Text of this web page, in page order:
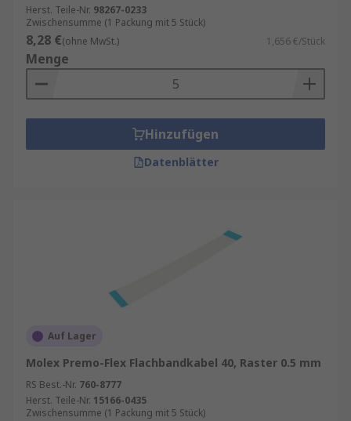
Herst. Teile-Nr. 98267-0233
Zwischensumme (1 Packung mit 5 Stück)
8,28 €(ohne MwSt.) 1,656 €/Stück
Menge
Hinzufügen
Datenblätter
Auf Lager
Molex Premo-Flex Flachbandkabel 40, Raster 0.5 mm
RS Best.-Nr. 760-8777
Herst. Teile-Nr. 15166-0435
Zwischensumme (1 Packung mit 5 Stück)